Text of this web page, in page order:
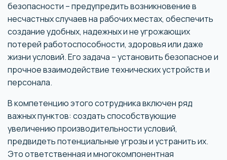
безопасности – предупредить возникновение в
несчастных случаев на рабочих местах, обеспечить
создание удобных, надежных и не угрожающих
потерей работоспособности, здоровья или даже
жизни условий. Его задача – установить безопасное и
прочное взаимодействие технических устройств и
персонала.
В компетенцию этого сотрудника включен ряд
важных пунктов: создать способствующие
увеличению производительности условий,
предвидеть потенциальные угрозы и устранить их.
Это ответственная и многокомпонентная